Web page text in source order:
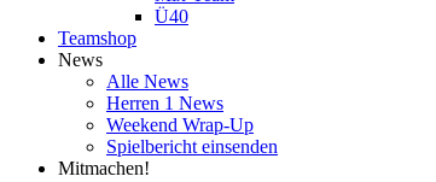
Ü40
Teamshop
News
Alle News
Herren 1 News
Weekend Wrap-Up
Spielbericht einsenden
Mitmachen!